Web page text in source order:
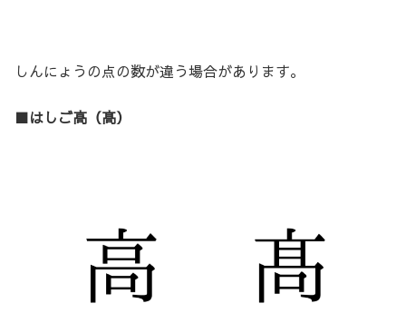
しんにょうの点の数が違う場合があります。
■はしご高（髙）